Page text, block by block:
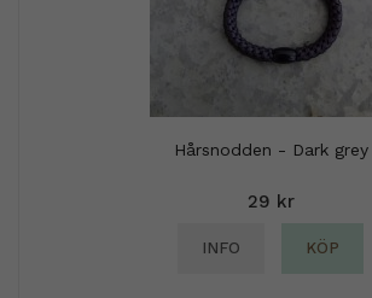
Hårsnodden - Dark grey
29 kr
INFO KÖP